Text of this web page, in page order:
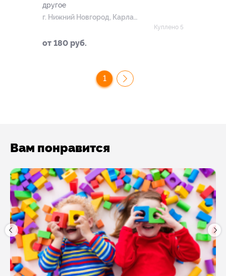
другое
г. Нижний Новгород, Карла
от 180 руб.
Куплено 5
1
Вам понравится